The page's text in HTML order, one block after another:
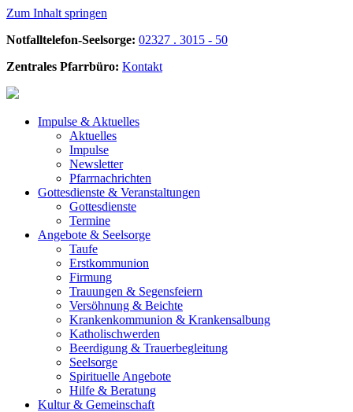
Zum Inhalt springen
Notfalltelefon-Seelsorge: 02327 . 3015 - 50
Zentrales Pfarrbüro: Kontakt
Impulse & Aktuelles
Aktuelles
Impulse
Newsletter
Pfarrnachrichten
Gottesdienste & Veranstaltungen
Gottesdienste
Termine
Angebote & Seelsorge
Taufe
Erstkommunion
Firmung
Trauungen & Segensfeiern
Versöhnung & Beichte
Krankenkommunion & Krankensalbung
Katholischwerden
Beerdigung & Trauerbegleitung
Seelsorge
Spirituelle Angebote
Hilfe & Beratung
Kultur & Gemeinschaft